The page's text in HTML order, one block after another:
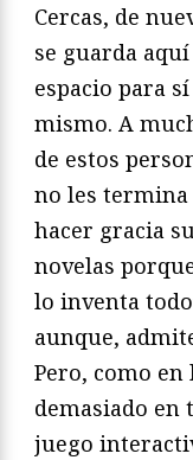
Cercas, de
se guarda
espacio para sí
mismo. A
de estos
no les termina
hacer gracia
novelas
lo inventa
aunque,
Pero, como
demasiado en
juego